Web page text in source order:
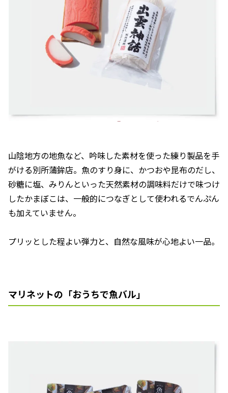
山陰地方の地魚など、吟味した素材を使った練り製品を手
がける別所蒲鉾店。魚のすり身に、かつおや昆布のだし、
砂糖に塩、みりんといった天然素材の調味料だけで味つけ
したかまぼこは、一般的につなぎとして使われるでんぷん
も加えていません。
プリッとした程よい弾力と、自然な風味が心地よい一品。
マリネットの「おうちで魚バル」